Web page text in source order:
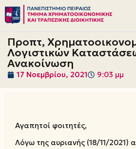
Μεταπηδήστε
στο
περιεχόμενο
Προπτ,
Λογιστικών
Ανακοίνωση
17 Νοεμβρίου, 2021 9:03 μμ
Αγαπητοί φοιτητές,
Λόγω της αυριανής (18/11/2021)